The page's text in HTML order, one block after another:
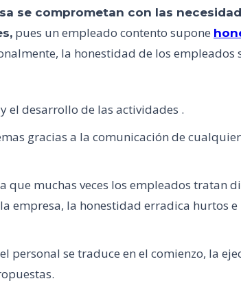
se comprometan con las
pues un empleado contento supone
la honestidad de los empleados
el desarrollo de las actividades .
gracias a la comunicación de
que muchas veces los empleados tratan
empresa, la honestidad erradica hurtos e
personal se traduce en el comienzo, la